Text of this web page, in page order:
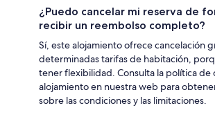
¿Puedo cancelar mi reserva de
recibir un reembolso completo?
Sí, este alojamiento ofrece cancelación
determinadas tarifas de habitación,
tener flexibilidad. Consulta la política de
alojamiento en nuestra web para
sobre las condiciones y las limitaciones.